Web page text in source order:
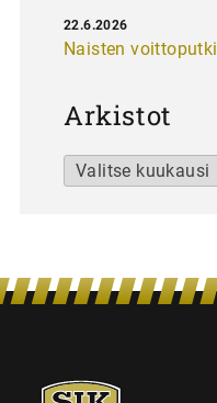
Naisten
22.6.2026
Arkistot
Arkistot
SJK-